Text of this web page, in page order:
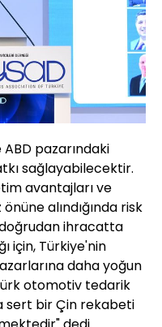
ABD pazarındaki
sağlayabilecektir.
avantajları ve
alındığında risk
ihracatta
için, Türkiye'nin
daha yoğun
otomotiv tedarik
sert bir Çin rekabeti